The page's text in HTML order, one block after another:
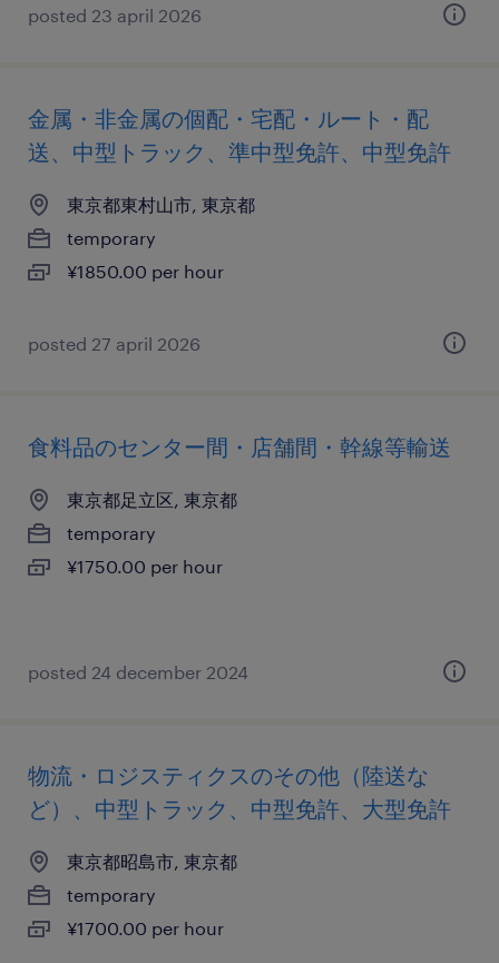
posted 23 april 2026
金属・非金属の個配・宅配・ルート・配
送、中型トラック、準中型免許、中型免許
東京都東村山市, 東京都
temporary
¥1850.00 per hour
posted 27 april 2026
食料品のセンター間・店舗間・幹線等輸送
東京都足立区, 東京都
temporary
¥1750.00 per hour
posted 24 december 2024
物流・ロジスティクスのその他（陸送な
ど）、中型トラック、中型免許、大型免許
東京都昭島市, 東京都
temporary
¥1700.00 per hour